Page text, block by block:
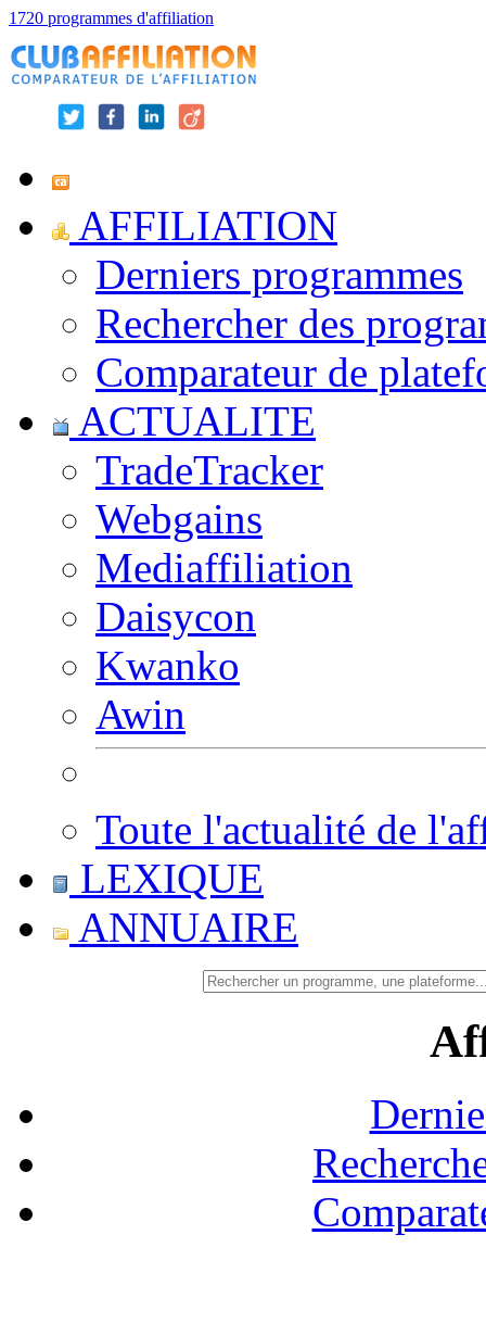
1720 programmes d'affiliation
AFFILIATION
Derniers programmes
Rechercher des
Comparateur de
ACTUALITE
TradeTracker
Webgains
Mediaffiliation
Daisycon
Kwanko
Awin
Toute l'actualité de
LEXIQUE
ANNUAIRE